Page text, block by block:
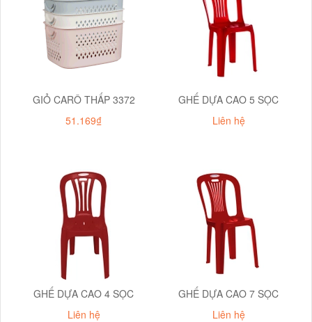
GIỎ CARÔ THẤP 3372
51.169₫
GHẾ DỰA CAO 5 SỌC
Liên hệ
GHẾ DỰA CAO 4 SỌC
Liên hệ
GHẾ DỰA CAO 7 SỌC
Liên hệ